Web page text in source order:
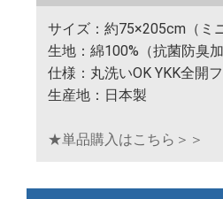
サイズ：約75×205cm（ミ
生地：綿100%（抗菌防臭加
仕様：丸洗いOK YKK全開
生産地：日本製
★単品購入はこちら＞＞